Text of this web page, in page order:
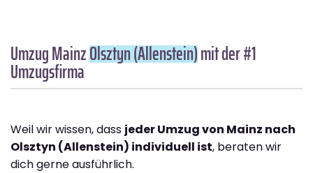
Umzug MainzOlsztyn (Allenstein)mit der #1
Umzugsfirma
Weil wir wissen, dass jeder Umzug von Mainz nach
Olsztyn (Allenstein) individuell ist, beraten wir
dich gerne ausführlich.